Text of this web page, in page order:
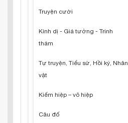
Truyện cười
Kinh dị - Giả tưởng - Trinh
thám
Tự truyện, Tiểu sử, Hồi ký, Nhân
vật
Kiếm hiệp – võ hiệp
Câu đố